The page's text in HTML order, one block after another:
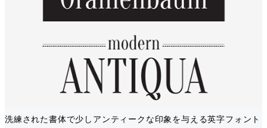
洗練された書体で少しアンティークな印象を与える英字フォント